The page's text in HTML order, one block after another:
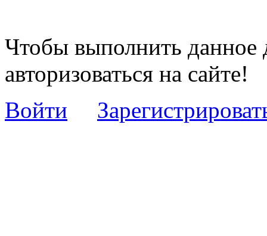
Чтобы выполнить данное
авторизоваться на сайте!
Войти